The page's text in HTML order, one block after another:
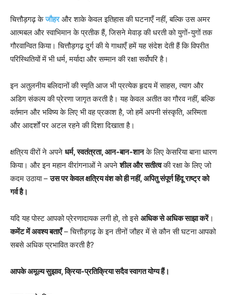
चित्तौड़गढ़ केजौहरऔर शाके केवल इतिहास की घटनाएँ नहीं, बल्कि उस अमर
आत्मबल और स्वाभिमान के प्रतीक हैं, जिसने मेवाड़ की धरती को युगों-युगों तक
गौरवान्वित किया। चित्तौड़गढ़ दुर्ग की ये गाथाएँ हमें यह संदेश देती हैं कि विपरीत
परिस्थितियों में भी धर्म, मर्यादा और सम्मान की रक्षा सर्वोपरि है।
इन अतुलनीय बलिदानों की स्मृति आज भी प्रत्येक हृदय में साहस, त्याग और
अडिग संकल्प की प्रेरणा जागृत करती है। यह केवल अतीत का गौरव नहीं, बल्कि
वर्तमान और भविष्य के लिए भी वह प्रकाश है, जो हमें अपनी संस्कृति, अस्मिता
और आदर्शों पर अटल रहने की दिशा दिखाता है।
क्षत्रिय वीरों ने अपने धर्म, स्वतंत्रता, आन-बान-शानके लिए केसरिया बाना धारण
किया। और इन महान वीरांगनाओं ने अपनेशील और सतीत्वकी रक्षा के लिए जो
कदम उठाया –उस पर केवल क्षत्रिय वंश को ही नहीं, अपितु संपूर्ण हिंदू राष्ट्र को
गर्व है।
यदि यह पोस्ट आपको प्रेरणादायक लगी हो, तो इसेअधिक से अधिक साझा करें।
कमेंट में अवश्य बताएँ– चित्तौड़गढ़ के इन तीनों जौहर में से कौन सी घटना आपको
सबसे अधिक प्रभावित करती है?
आपके अमूल्य सुझाव, क्रिया-प्रतिक्रिया सदैव स्वागत योग्य हैं।